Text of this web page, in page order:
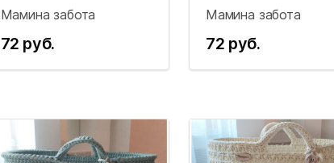
Мамина забота
72 руб.
Мамина забота
72 руб.